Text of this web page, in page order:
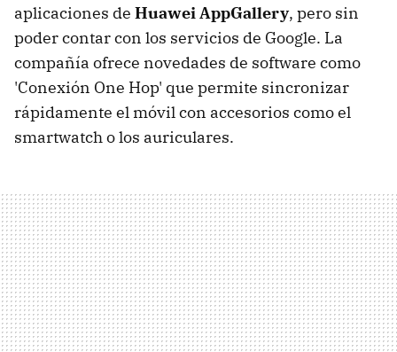
aplicaciones de Huawei AppGallery, pero sin
poder contar con los servicios de Google. La
compañía ofrece novedades de software como
'Conexión One Hop' que permite sincronizar
rápidamente el móvil con accesorios como el
smartwatch o los auriculares.